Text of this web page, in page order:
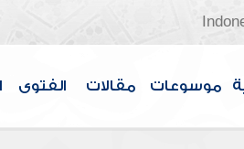
موسوعات مقالات الفتوى